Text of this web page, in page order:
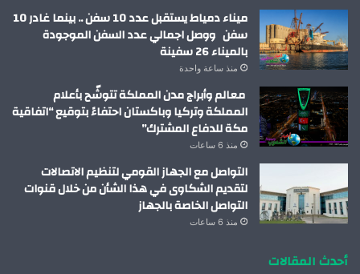
ميناء دمياط يستقبل عدد 10 سفن .. بينما غادر 10
سفن ووصل اجمالي عدد السفن الموجودة
بالميناء 26 سفينة
منذ ساعة واحدة
معالم وأبراج مدن المملكة تتوشّح بأعلام
المملكة وتركيا وباكستان احتفاءً بتوقيع “اتفاقية
مكة للدفاع المشترك”
منذ 6 ساعات
التواصل مع الجهاز القومي لتنظيم الاتصالات
لتقديم الشكاوى في هذا الشأن من خلال قنوات
التواصل الخاصة بالجهاز
منذ 6 ساعات
أحدث المقالات